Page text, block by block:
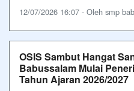
12/07/2026 16:07 - Oleh smp
OSIS Sambut Hangat
Babussalam Mulai
Tahun Ajaran 2026/2027